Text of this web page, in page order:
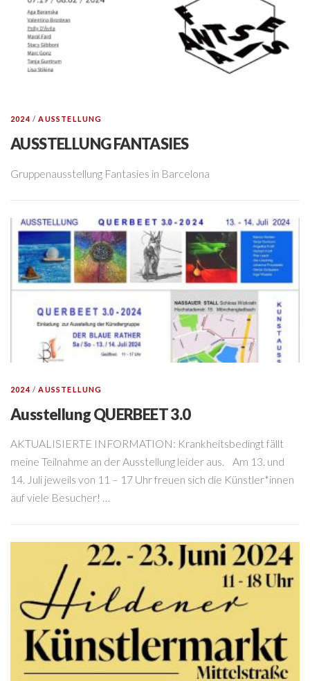
2024 /AUSSTELLUNG
AUSSTELLUNG FANTASIES
Gruppenausstellung Fantasies in Barcelona
2024 / AUSSTELLUNG
Ausstellung QUERBEET 3.0
AKTUALISIERTE INFORMATION: Krankheitsbedingt fällt
meine Teilnahme an der Ausstellung leider aus. Am 13. und
14. Juli jeweils von 11 – 17 Uhr freuen sich die Künstler*innen
auf viele Besucher! …